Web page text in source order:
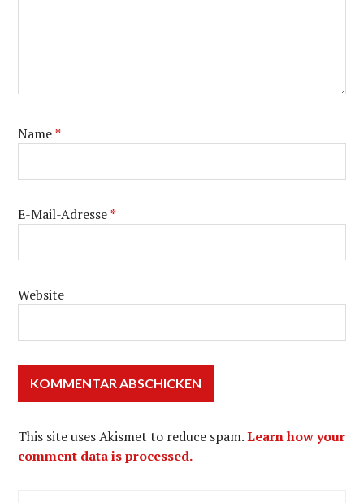
Name*
E-Mail-Adresse*
Website
This site uses Akismet to reduce spam.Learn how your
comment data is processed.